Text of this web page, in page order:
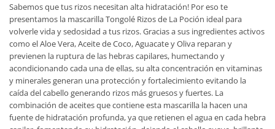
Sabemos que tus rizos necesitan alta hidratación! Por eso te
presentamos la mascarilla Tongolé Rizos de La Poción ideal para
volverle vida y sedosidad a tus rizos. Gracias a sus ingredientes activos
como el Aloe Vera, Aceite de Coco, Aguacate y Oliva reparan y
previenen la ruptura de las hebras capilares, humectando y
acondicionando cada una de ellas, su alta concentración en vitaminas
y minerales generan una protección y fortalecimiento evitando la
caída del cabello generando rizos más gruesos y fuertes. La
combinación de aceites que contiene esta mascarilla la hacen una
fuente de hidratación profunda, ya que retienen el agua en cada hebra